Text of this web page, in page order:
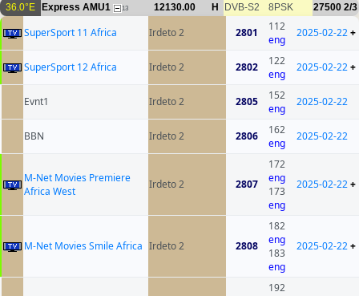
36.0°E Express AMU1 13 12130.00 H DVB-S2 8PSK 27500 2/3
SuperSport 11 Africa Irdeto 2 2801
112
eng
2025-02-22+
SuperSport 12 Africa Irdeto 2 2802
122
eng
2025-02-22+
Evnt1 Irdeto 2 2805
152
eng
2025-02-22
BBN Irdeto 2 2806
162
eng
2025-02-22
M-Net Movies Premiere
Africa West
Irdeto 2 2807
172
eng
173
eng
2025-02-22+
M-Net Movies Smile Africa Irdeto 2 2808
182
eng
183
eng
2025-02-22+
192